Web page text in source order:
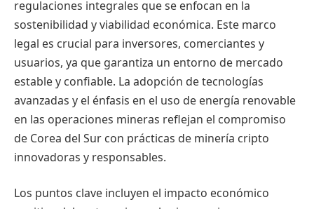
regulaciones integrales que se enfocan en la
sostenibilidad y viabilidad económica. Este marco
legal es crucial para inversores, comerciantes y
usuarios, ya que garantiza un entorno de mercado
estable y confiable. La adopción de tecnologías
avanzadas y el énfasis en el uso de energía renovable
en las operaciones mineras reflejan el compromiso
de Corea del Sur con prácticas de minería cripto
innovadoras y responsables.
Los puntos clave incluyen el impacto económico